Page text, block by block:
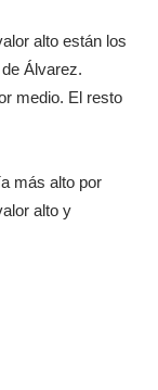
alto están los
Álvarez.
medio. El resto
más alto por
alto y